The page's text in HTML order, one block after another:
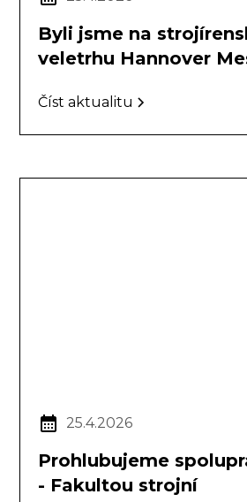
Byli jsme na
veletrhu Hannover
Číst aktualitu
25.4.2026
Prohlubujeme
- Fakultou strojní